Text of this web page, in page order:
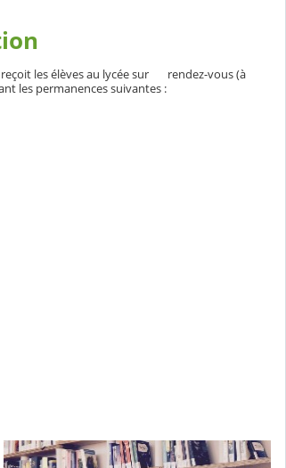
reçoit les élèves au lycée sur rendez-vous (à
les permanences suivantes :